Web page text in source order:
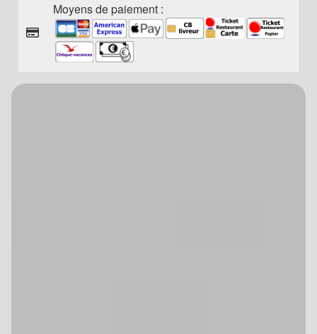
Moyens de paiement :